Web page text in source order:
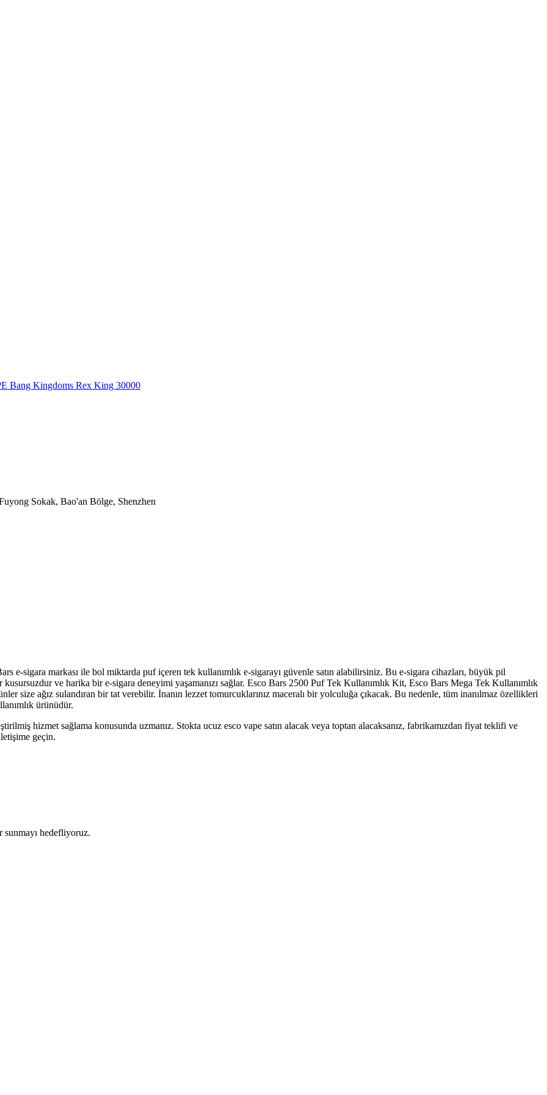
Bang Kingdoms Rex King 30000
Sokak, Bao'an Bölge, Shenzhen
e-sigara markası ile bol miktarda puf içeren tek kullanımlık e-sigarayı güvenle satın alabilirsiniz. Bu e-sigara cihazları, büyük pil
ve harika bir e-sigara deneyimi yaşamanızı sağlar. Esco Bars 2500 Puf Tek Kullanımlık Kit, Esco Bars Mega Tek Kullanımlık
ağız sulandıran bir tat verebilir. İnanın lezzet tomurcuklarınız maceralı bir yolculuğa çıkacak. Bu nedenle, tüm inanılmaz özellikleri
ürünüdür.
hizmet sağlama konusunda uzmanız. Stokta ucuz esco vape satın alacak veya toptan alacaksanız, fabrikamızdan fiyat teklifi ve
geçin.
hedefliyoruz.